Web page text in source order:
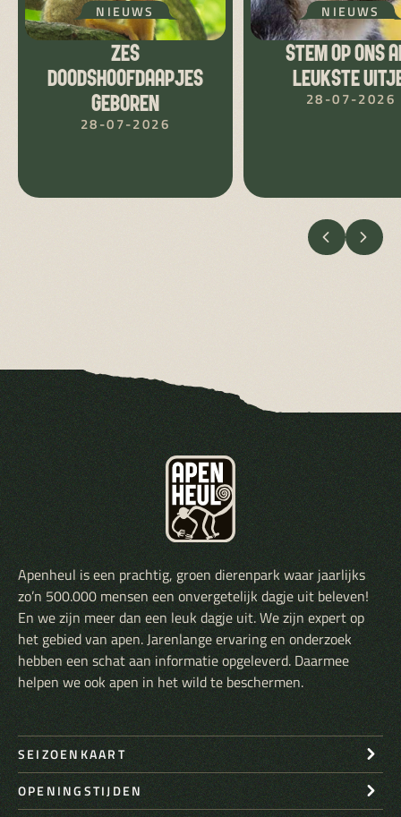
NIEUWS
ZES
DOODSHOOFDAAPJES
GEBOREN
28-07-2026
NIEUWS
STEM OP ONS
LEUKSTE
28-07-2026
VORIGE
Apenheul is een prachtig, groen dierenpark waar jaarlijks
zo’n 500.000 mensen een onvergetelijk dagje uit beleven!
En we zijn meer dan een leuk dagje uit. We zijn expert op
het gebied van apen. Jarenlange ervaring en onderzoek
hebben een schat aan informatie opgeleverd. Daarmee
helpen we ook apen in het wild te beschermen.
SEIZOENKAART
OPENINGSTIJDEN